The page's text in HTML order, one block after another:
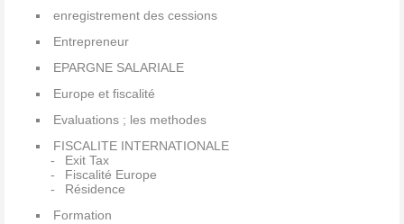
enregistrement des cessions
Entrepreneur
EPARGNE SALARIALE
Europe et fiscalité
Evaluations ; les methodes
FISCALITE INTERNATIONALE
Exit Tax
Fiscalité Europe
Résidence
Formation